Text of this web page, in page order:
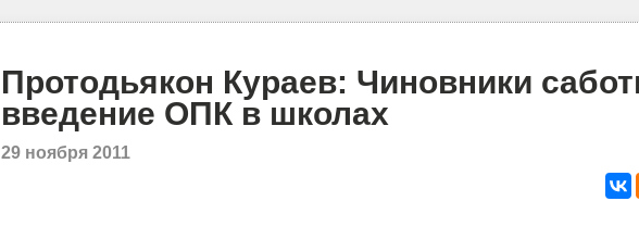
Протодьякон Кураев: Чиновники
введение ОПК в школах
29 ноября 2011